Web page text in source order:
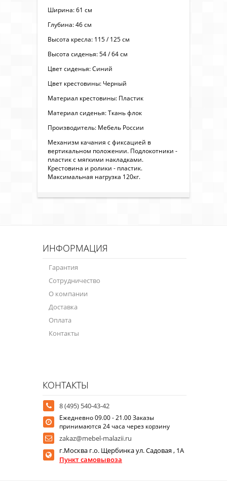
Ширина: 61 см
Глубина: 46 см
Высота кресла: 115 / 125 см
Высота сиденья: 54 / 64 см
Цвет сиденья: Синий
Цвет крестовины: Черный
Материал крестовины: Пластик
Материал сиденья: Ткань флок
Производитель: Мебель России
Механизм качания с фиксацией в
вертикальном положении. Подлокотники -
пластик с мягкими накладками.
Крестовина и ролики - пластик.
Максимальная нагрузка 120кг.
ИНФОРМАЦИЯ
Гарантия
Сотрудничество
О компании
Доставка
Оплата
Контакты
КОНТАКТЫ
8 (495) 540-43-42
Ежедневно 09.00 - 21.00 Заказы
принимаются 24 часа через корзину
zakaz@mebel-malazii.ru
г.Москва г.о. Щербинка ул. Садовая , 1А
Пункт самовывоза